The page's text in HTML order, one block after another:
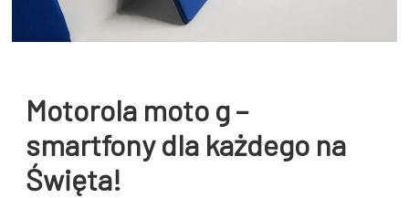
Motorola moto g –
smartfony dla każdego na
Święta!